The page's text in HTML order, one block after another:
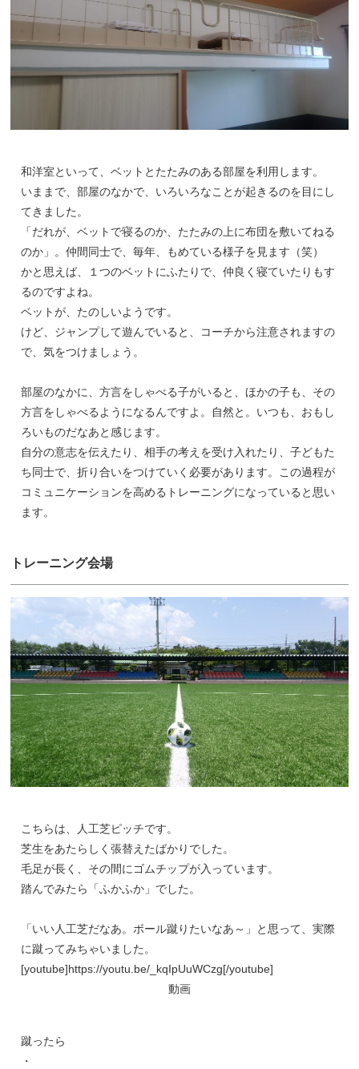
和洋室といって、ベットとたたみのある部屋を利用します。
いままで、部屋のなかで、いろいろなことが起きるのを目にし
てきました。
「だれが、ベットで寝るのか、たたみの上に布団を敷いてねる
のか」。仲間同士で、毎年、もめている様子を見ます（笑）
かと思えば、１つのベットにふたりで、仲良く寝ていたりもす
るのですよね。
ベットが、たのしいようです。
けど、ジャンプして遊んでいると、コーチから注意されますの
で、気をつけましょう。
部屋のなかに、方言をしゃべる子がいると、ほかの子も、その
方言をしゃべるようになるんですよ。自然と。いつも、おもし
ろいものだなあと感じます。
自分の意志を伝えたり、相手の考えを受け入れたり、子どもた
ち同士で、折り合いをつけていく必要があります。この過程が
コミュニケーションを高めるトレーニングになっていると思い
ます。
トレーニング会場
こちらは、人工芝ピッチです。
芝生をあたらしく張替えたばかりでした。
毛足が長く、その間にゴムチップが入っています。
踏んでみたら「ふかふか」でした。
「いい人工芝だなあ。ボール蹴りたいなあ～」と思って、実際
に蹴ってみちゃいました。
[youtube]https://youtu.be/_kqIpUuWCzg[/youtube]
動画
蹴ったら
・